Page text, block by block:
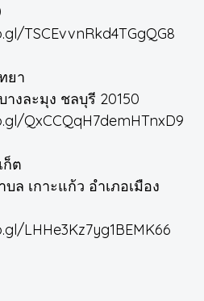
TSCEvvnRkd4TGgQG8
ยา
งละมุง ชลบุรี 20150
QxCCQqH7demHTnxD9
ก็ต
ล เกาะแก้ว อำเภอเมือง
LHHe3Kz7yg1BEMK66